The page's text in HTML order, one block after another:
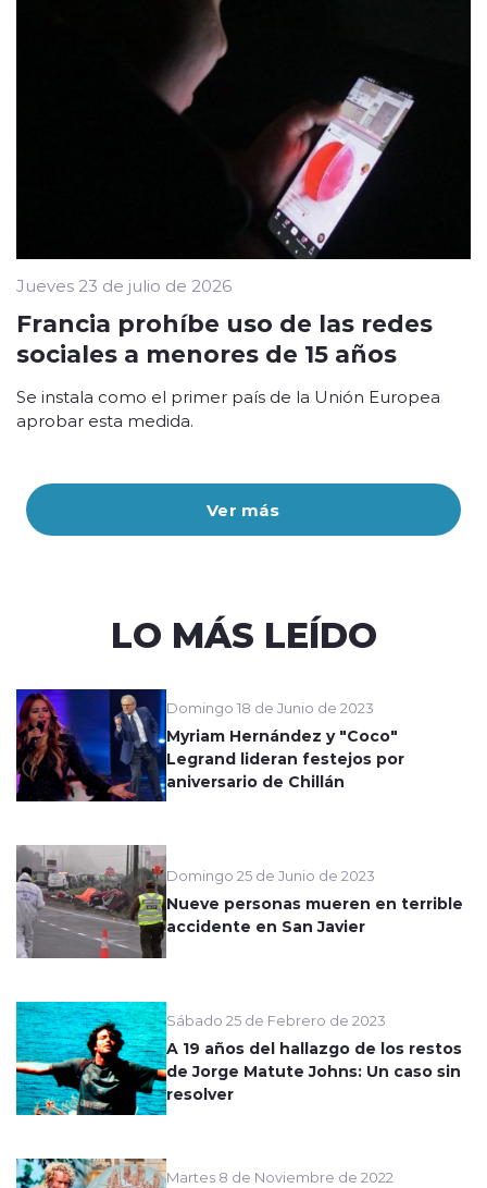
Ver más
Jueves 23 de julio de 2026
Francia prohíbe uso de las redes
sociales a menores de 15 años
Se instala como el primer país de la Unión Europea
aprobar esta medida.
LO MÁS LEÍDO
Domingo 18 de Junio de 2023
Myriam Hernández y "Coco"
Legrand lideran festejos por
aniversario de Chillán
Domingo 25 de Junio de 2023
Nueve personas mueren en terrible
accidente en San Javier
Sábado 25 de Febrero de 2023
A 19 años del hallazgo de los restos
de Jorge Matute Johns: Un caso sin
resolver
Martes 8 de Noviembre de 2022